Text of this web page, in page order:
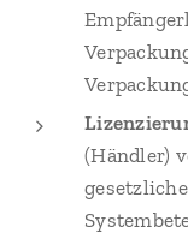
(Händler)